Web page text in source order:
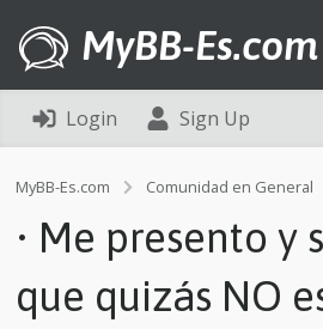
MyBB-Es.com
Login Sign Up
MyBB-Es.com Comunidad en General
• Me presento y
que quizás NO